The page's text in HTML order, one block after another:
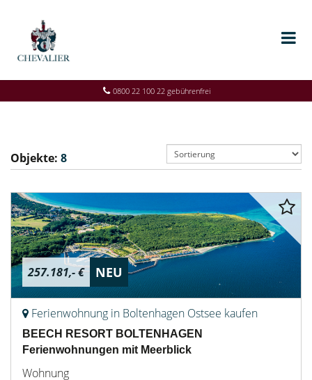
0800 22 100 22 gebührenfrei
Objekte: 8
257.181,- € NEU
Ferienwohnung in Boltenhagen Ostsee kaufen
BEECH RESORT BOLTENHAGEN
Ferienwohnungen mit Meerblick
Wohnung